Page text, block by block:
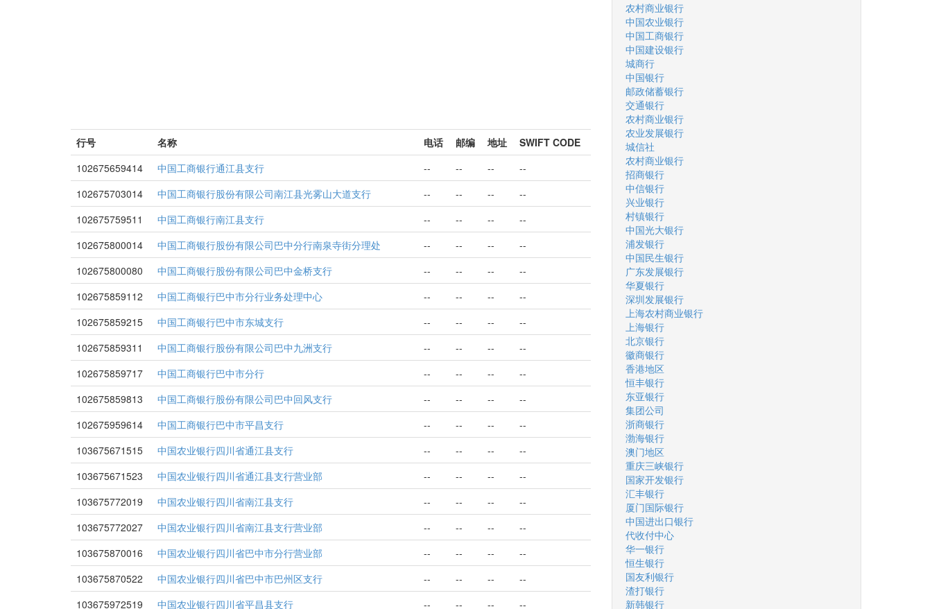
行号 名称 电话 邮编 地址
SWIFT CODE
102675659414
中国工商银行通江县支行 -- -- --
--
102675703014
中国工商银行股份有限公司南江县光雾山大道支行 -- -- --
--
102675759511
中国工商银行南江县支行 -- -- --
--
102675800014
中国工商银行股份有限公司巴中分行南泉寺街分理处 -- -- --
--
102675800080
中国工商银行股份有限公司巴中金桥支行 -- -- --
--
102675859112
中国工商银行巴中市分行业务处理中心 -- -- --
--
102675859215
中国工商银行巴中市东城支行 -- -- --
--
102675859311
中国工商银行股份有限公司巴中九洲支行 -- -- --
--
102675859717
中国工商银行巴中市分行 -- -- --
--
102675859813
中国工商银行股份有限公司巴中回风支行 -- -- --
--
102675959614
中国工商银行巴中市平昌支行 -- -- --
--
103675671515
中国农业银行四川省通江县支行 -- -- --
--
103675671523
中国农业银行四川省通江县支行营业部 -- -- --
--
103675772019
中国农业银行四川省南江县支行 -- -- --
--
103675772027
中国农业银行四川省南江县支行营业部 -- -- --
--
103675870016
中国农业银行四川省巴中市分行营业部 -- -- --
--
103675870522
中国农业银行四川省巴中市巴州区支行 -- -- --
--
103675972519
中国农业银行四川省平昌县支行 -- -- --
--
农村商业银行
中国农业银行
中国工商银行
中国建设银行
城商行
中国银行
邮政储蓄银行
交通银行
农村商业银行
农业发展银行
城信社
农村商业银行
招商银行
中信银行
兴业银行
村镇银行
中国光大银行
浦发银行
中国民生银行
广东发展银行
华夏银行
深圳发展银行
上海农村商业银行
上海银行
北京银行
徽商银行
香港地区
恒丰银行
东亚银行
集团公司
浙商银行
渤海银行
澳门地区
重庆三峡银行
国家开发银行
汇丰银行
厦门国际银行
中国进出口银行
代收付中心
华一银行
恒生银行
国友利银行
渣打银行
新韩银行